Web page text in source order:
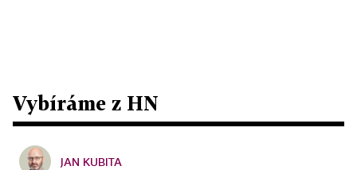
Vybíráme z HN
JAN KUBITA